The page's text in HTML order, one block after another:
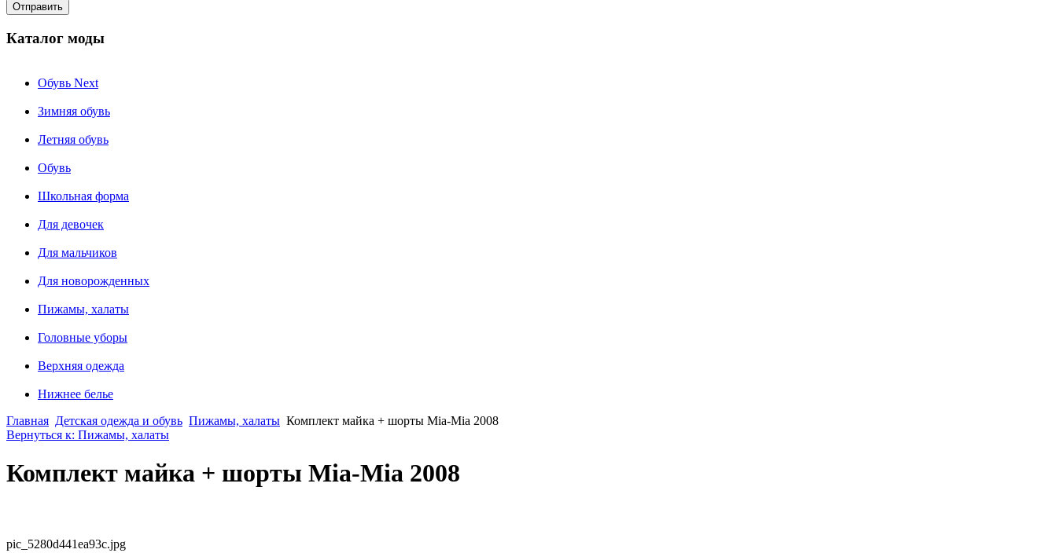
Каталог моды
Обувь Next
Зимняя обувь
Летняя обувь
Обувь
Школьная форма
Для девочек
Для мальчиков
Для новорожденных
Пижамы, халаты
Головные уборы
Верхняя одежда
Нижнее белье
Главная Детская одежда и обувь Пижамы, халаты Комплект майка + шорты Mia-Mia 2008
Вернуться к: Пижамы, халаты
Комплект майка + шорты Mia-Mia 2008
pic_5280d441ea93c.jpg